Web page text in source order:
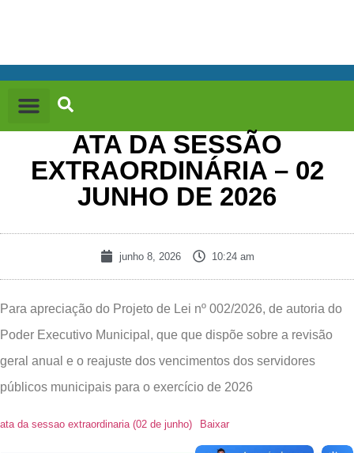
ATA DA SESSÃO
EXTRAORDINÁRIA – 02
JUNHO DE 2026
junho 8, 2026 10:24 am
Para apreciação do Projeto de Lei nº 002/2026, de autoria do
Poder Executivo Municipal, que que dispõe sobre a revisão
geral anual e o reajuste dos vencimentos dos servidores
públicos municipais para o exercício de 2026
ata da sessao extraordinaria (02 de junho) Baixar